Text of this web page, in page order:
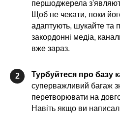
першоджерела
Щоб не чекати, поки
адаптують, шукайте та
закордонні медіа,
вже зараз.
2 Турбуйтеся про базу
суперважливий багаж
перетворювати на
Навіть якщо ви